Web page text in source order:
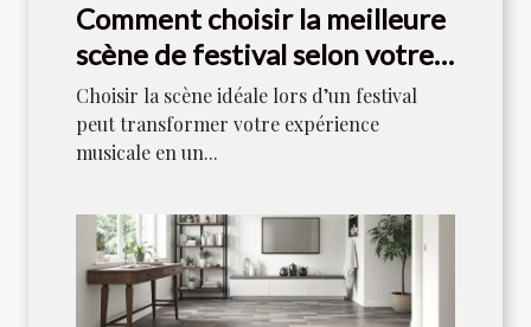
Comment choisir la meilleure
scène de festival selon votre
style musical ?
Choisir la scène idéale lors d’un festival
peut transformer votre expérience
musicale en un...